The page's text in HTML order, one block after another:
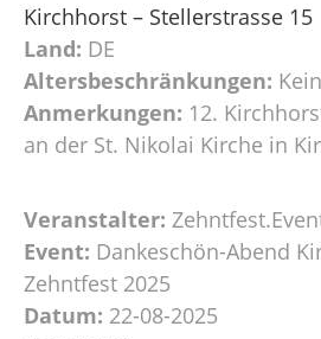
Kirchhorst – Stellerstrasse 15
Land: DE
Altersbeschränkungen:
Anmerkungen: 12.
an der St. Nikolai Kirche in
Veranstalter:
Event: Dankeschön-Abend
Zehntfest 2025
Datum: 22-08-2025